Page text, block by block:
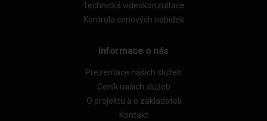
Technická videokonzultace
Kontrola cenových nabídek
Informace o nás
Prezentace našich služeb
Ceník našich služeb
O projektu a o zakladateli
Kontakt